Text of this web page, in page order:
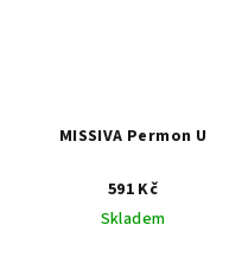
MISSIVA Permon U
591 Kč
Skladem